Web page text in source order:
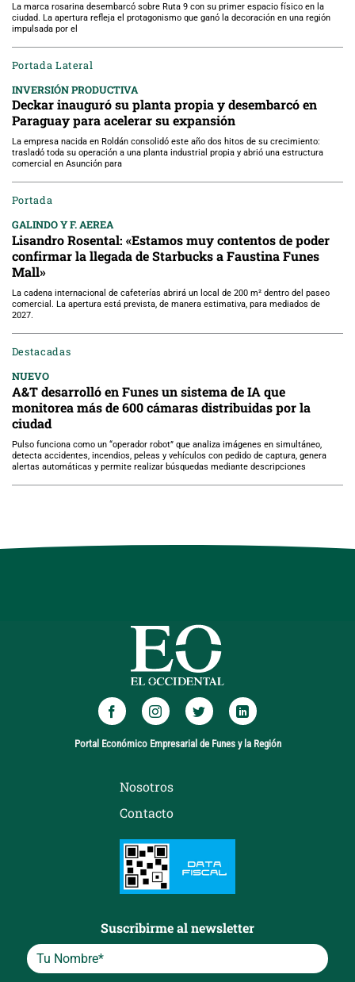
La marca rosarina desembarcó sobre Ruta 9 con su primer espacio físico en la
ciudad. La apertura refleja el protagonismo que ganó la decoración en una región
impulsada por el
Portada Lateral
INVERSIÓN PRODUCTIVA
Deckar inauguró su planta propia y desembarcó en
Paraguay para acelerar su expansión
La empresa nacida en Roldán consolidó este año dos hitos de su crecimiento:
trasladó toda su operación a una planta industrial propia y abrió una estructura
comercial en Asunción para
Portada
GALINDO Y F. AEREA
Lisandro Rosental: «Estamos muy contentos de poder
confirmar la llegada de Starbucks a Faustina Funes
Mall»
La cadena internacional de cafeterías abrirá un local de 200 m² dentro del paseo
comercial. La apertura está prevista, de manera estimativa, para mediados de
2027.
Destacadas
NUEVO
A&T desarrolló en Funes un sistema de IA que
monitorea más de 600 cámaras distribuidas por la
ciudad
Pulso funciona como un “operador robot” que analiza imágenes en simultáneo,
detecta accidentes, incendios, peleas y vehículos con pedido de captura, genera
alertas automáticas y permite realizar búsquedas mediante descripciones
Portal Económico Empresarial de Funes y la Región
Nosotros
Contacto
Suscribirme al newsletter